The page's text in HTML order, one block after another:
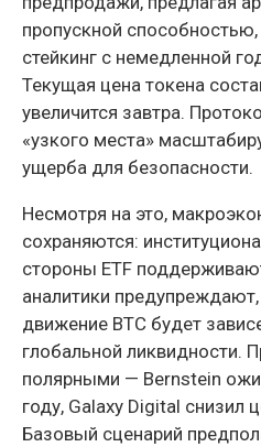
пропускной
стейкинг с немедленной
Текущая цена токена
увеличится завтра.
«узкого места»
ущерба для безопасности.
Несмотря на это,
сохраняются:
стороны ETF
аналитики
движение BTC будет
глобальной ликвидности.
полярными — Bernstein
году, Galaxy Digital снизил
Базовый сценарий